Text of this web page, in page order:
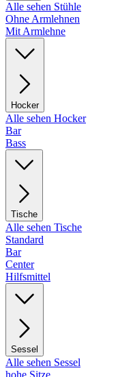
Alle sehen Stühle
Ohne Armlehnen
Mit Armlehne
Hocker
Alle sehen Hocker
Bar
Bass
Tische
Alle sehen Tische
Standard
Bar
Center
Hilfsmittel
Sessel
Alle sehen Sessel